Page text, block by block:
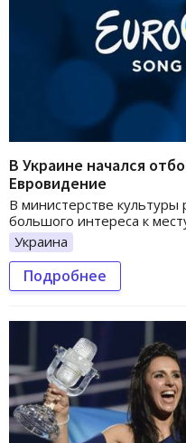
В Украине начался
Евровидение
В министерстве
большого интереса к
Украина
Подробнее